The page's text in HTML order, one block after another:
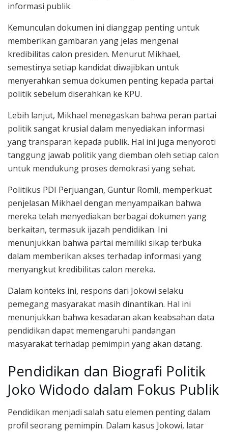
informasi publik.
Kemunculan dokumen ini dianggap penting untuk
memberikan gambaran yang jelas mengenai
kredibilitas calon presiden. Menurut Mikhael,
semestinya setiap kandidat diwajibkan untuk
menyerahkan semua dokumen penting kepada partai
politik sebelum diserahkan ke KPU.
Lebih lanjut, Mikhael menegaskan bahwa peran partai
politik sangat krusial dalam menyediakan informasi
yang transparan kepada publik. Hal ini juga menyoroti
tanggung jawab politik yang diemban oleh setiap calon
untuk mendukung proses demokrasi yang sehat.
Politikus PDI Perjuangan, Guntur Romli, memperkuat
penjelasan Mikhael dengan menyampaikan bahwa
mereka telah menyediakan berbagai dokumen yang
berkaitan, termasuk ijazah pendidikan. Ini
menunjukkan bahwa partai memiliki sikap terbuka
dalam memberikan akses terhadap informasi yang
menyangkut kredibilitas calon mereka.
Dalam konteks ini, respons dari Jokowi selaku
pemegang masyarakat masih dinantikan. Hal ini
menunjukkan bahwa kesadaran akan keabsahan data
pendidikan dapat memengaruhi pandangan
masyarakat terhadap pemimpin yang akan datang.
Pendidikan dan Biografi Politik
Joko Widodo dalam Fokus Publik
Pendidikan menjadi salah satu elemen penting dalam
profil seorang pemimpin. Dalam kasus Jokowi, latar